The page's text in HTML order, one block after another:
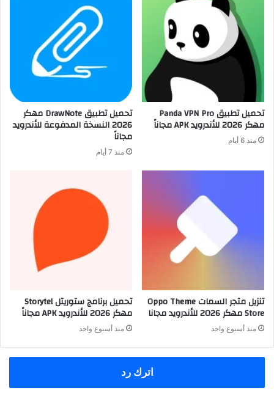
تحميل تطبيق Panda VPN Pro
مهكر 2026 للأندرويد APK مجاناً
منذ 6 أيام
تحميل تطبيق DrawNote مهكر
2026 النسخة المدفوعة للأندرويد
مجاناً
منذ 7 أيام
تنزيل متجر السمات Oppo Theme
Store مهكر 2026 للأندرويد مجانا
منذ أسبوع واحد
تحميل برنامج ستوريتل Storytel
مهكر 2026 للأندرويد APK مجاناً
منذ أسبوع واحد
اترك رد